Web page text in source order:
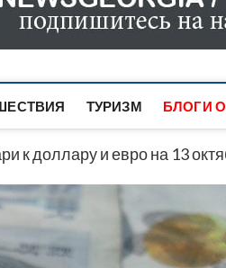
О СОБЫТИЯХ
ПОЛИТИКИ,
ТУРИЗМ БЛОГИ
к доллару и евро на 13